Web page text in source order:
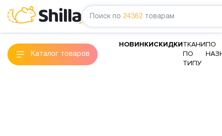
Поиск по 24362 товарам
Каталог товаров
НОВИНКИСКИДКИТКАНИ
ПО
ТИПУ
ПО